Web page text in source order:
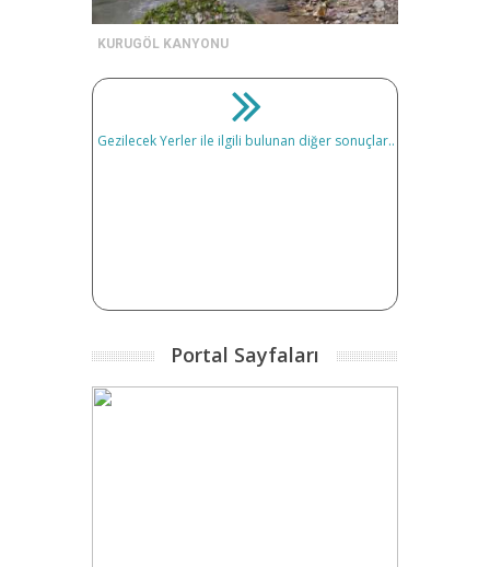
KURUGÖL KANYONU
Gezilecek Yerler ile ilgili bulunan diğer sonuçlar..
Portal Sayfaları